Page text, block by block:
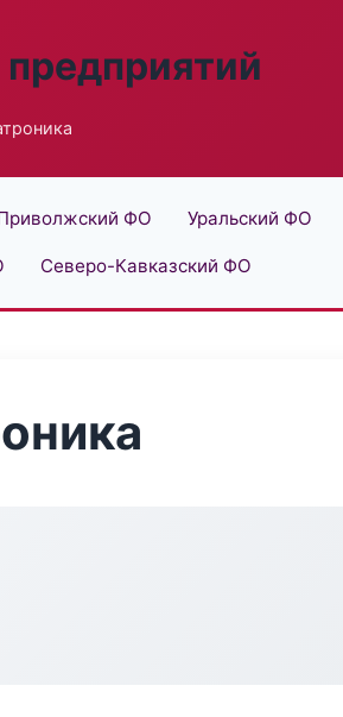
ФО Уральский ФО
Северо-Кавказский ФО